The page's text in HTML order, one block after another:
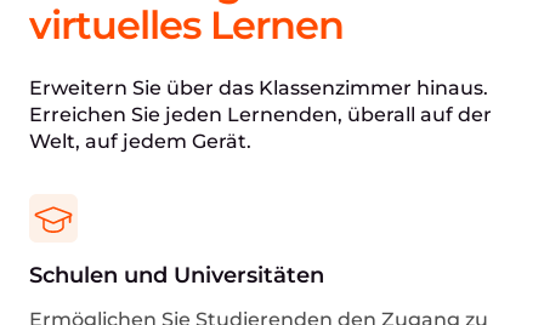
virtuelles Lernen
Erweitern Sie über das Klassenzimmer hinaus.
Erreichen Sie jeden Lernenden, überall auf der
Welt, auf jedem Gerät.
Schulen und Universitäten
Ermöglichen Sie Studierenden den Zugang zu